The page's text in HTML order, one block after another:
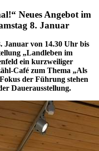
Neues Angebot im
8. Januar
Januar von 14.30 Uhr bis
„Landleben im
ein kurzweiliger
Café zum Thema „Als
der Führung stehen
Dauerausstellung.